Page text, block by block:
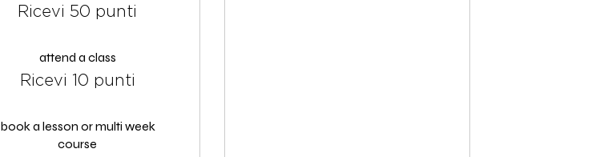
Ricevi 50 punti
attend a class
Ricevi 10 punti
book a lesson or multi week
course